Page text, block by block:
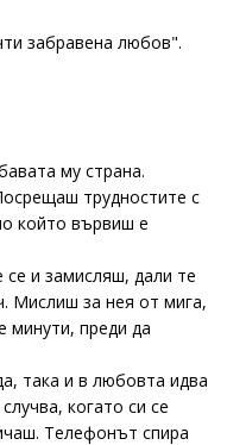
забравена любов".
му страна.
трудностите с
който вървиш е
и замисляш, дали те
Мислиш за нея от мига,
минути, преди да
така и в любовта идва
когато си се
Телефонът спира